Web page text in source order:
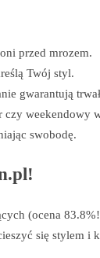
przed mrozem.
Twój styl.
gwarantują
czy weekendowy
swobodę.
(ocena
się stylem i